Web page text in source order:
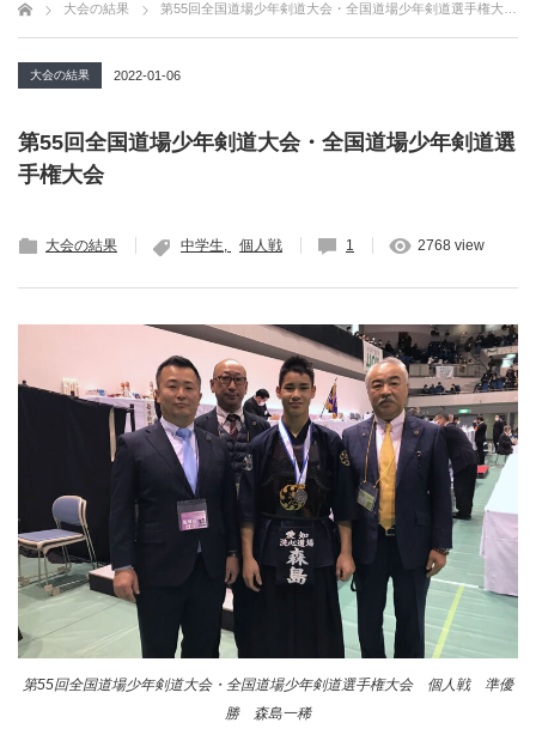
大会の結果 第55回全国道場少年剣道大会・全国道場少年剣道選手権大会
大会の結果 2022-01-06
第55回全国道場少年剣道大会・全国道場少年剣道選
手権大会
大会の結果 中学生 個人戦 1 2768 view
第55回全国道場少年剣道大会・全国道場少年剣道選手権大会 個人戦 準優
勝 森島一稀